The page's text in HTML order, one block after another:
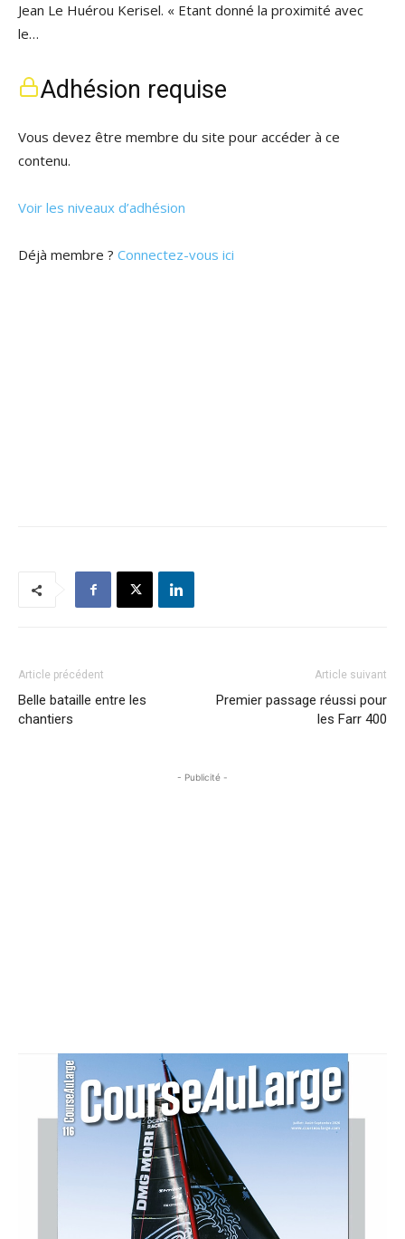
Jean Le Huérou Kerisel. « Etant donné la proximité avec
le…
Adhésion requise
Vous devez être membre du site pour accéder à ce
contenu.
Voir les niveaux d’adhésion
Déjà membre ? Connectez-vous ici
Article précédent
Belle bataille entre les
chantiers
Article suivant
Premier passage réussi pour
les Farr 400
- Publicité -